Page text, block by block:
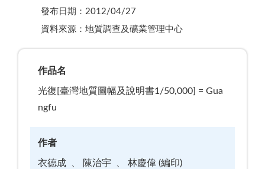
發布日期：2012/04/27
資料來源：地質調查及礦業管理中心
作品名
光復[臺灣地質圖幅及說明書1/50,000] = Gua
ngfu
作者
衣德成 陳治宇 林慶偉 (編印)